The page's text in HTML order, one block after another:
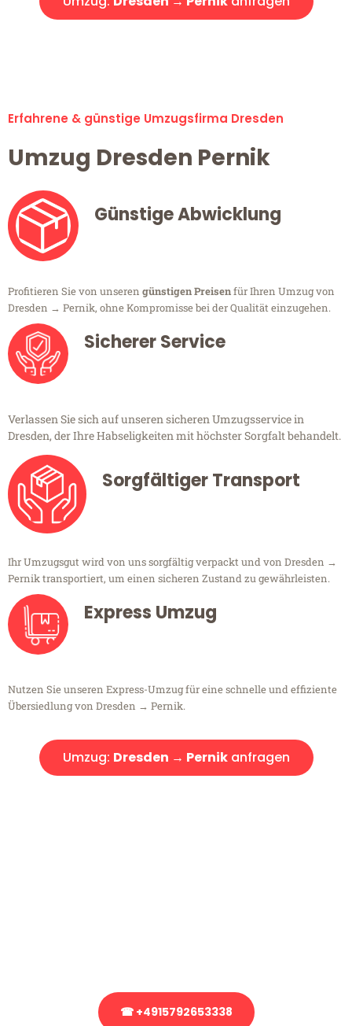
Erfahrene & günstige Umzugsfirma Dresden
Umzug Dresden Pernik
Günstige Abwicklung
Profitieren Sie von unseren günstigen Preisenfür Ihren Umzug von
Dresden → Pernik, ohne Kompromisse bei der Qualität einzugehen.
Sicherer Service
Verlassen Sie sich auf unseren sicheren Umzugsservice in
Dresden, der Ihre Habseligkeiten mit höchster Sorgfalt behandelt.
Sorgfältiger Transport
Ihr Umzugsgut wird von uns sorgfältig verpackt und von Dresden →
Pernik transportiert, um einen sicheren Zustand zu gewährleisten.
Express Umzug
Nutzen Sie unseren Express-Umzug für eine schnelle und effiziente
Übersiedlung von Dresden → Pernik.
Umzug: Dresden → Pernikanfragen
☎ +4915792653338